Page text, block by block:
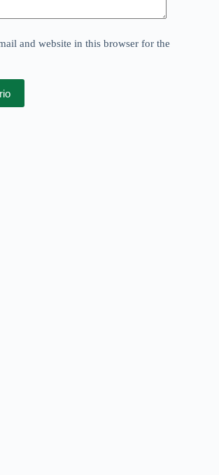
and website in this browser for the